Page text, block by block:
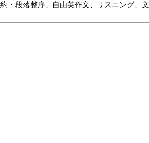
約・段落整序、自由英作文、リスニング、